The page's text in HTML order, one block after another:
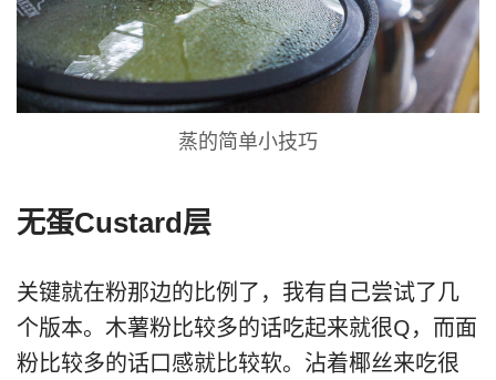
蒸的简单小技巧
无蛋Custard层
关键就在粉那边的比例了，我有自己尝试了几
个版本。木薯粉比较多的话吃起来就很Q，而面
粉比较多的话口感就比较软。沾着椰丝来吃很